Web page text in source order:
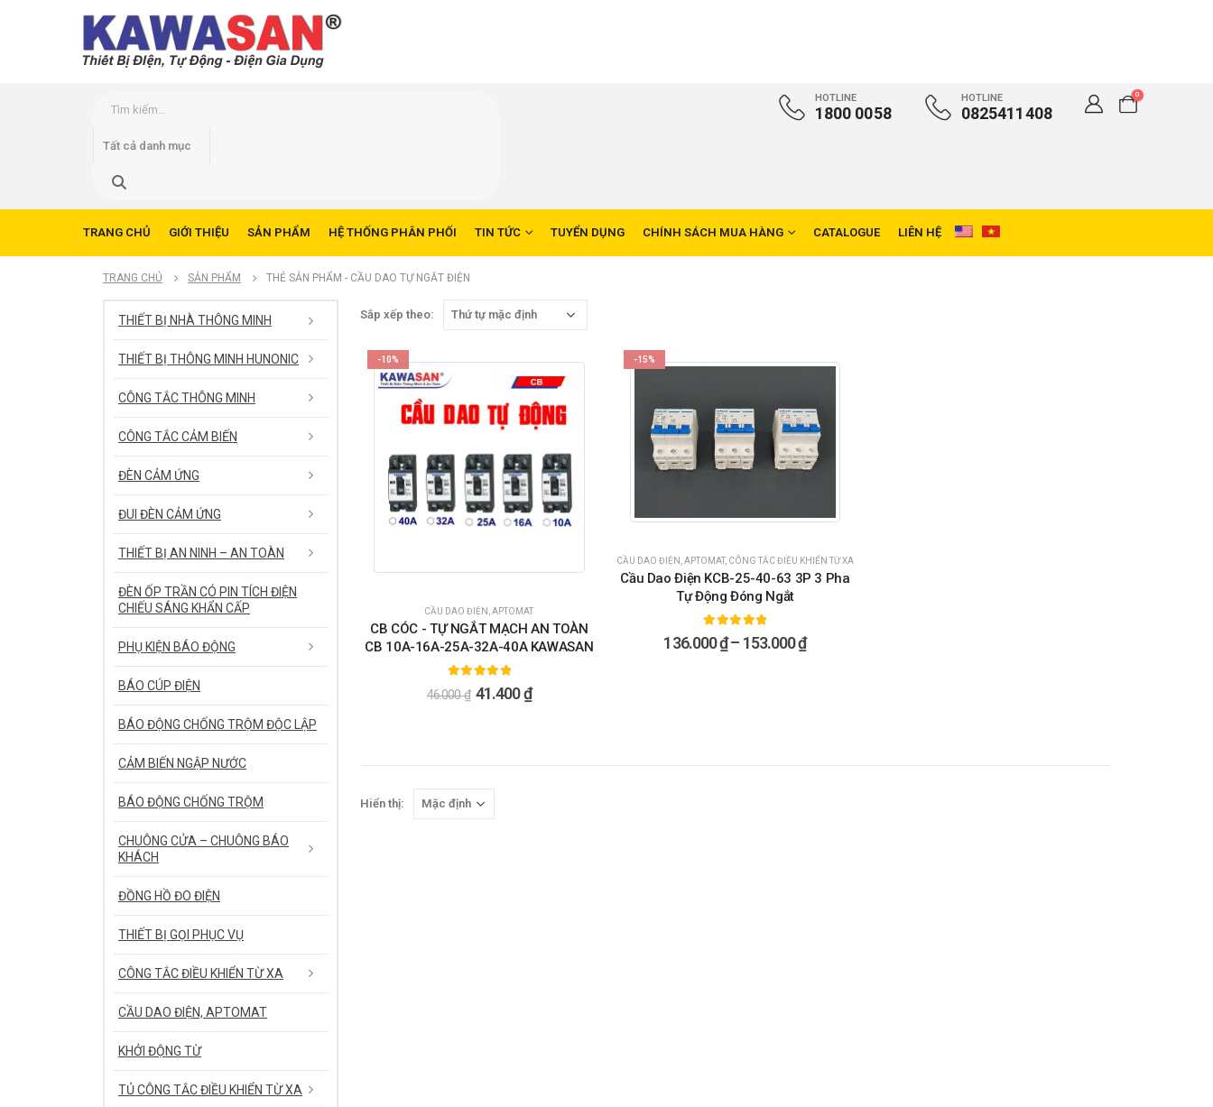
HOTLINE
1800 0058
HOTLINE
0825411408
0
TRANG CHỦ GIỚI THIỆU SẢN PHẨM HỆ THỐNG PHÂN PHỐI TIN TỨC TUYỂN DỤNG CHÍNH SÁCH MUA HÀNG CATALOGUE LIÊN HỆ
TRANG CHỦ SẢN PHẨM THẺ SẢN PHẨM - CẦU DAO TỰ NGẮT ĐIỆN
Sắp xếp theo:
-10%
CẦU DAO ĐIỆN, APTOMAT
CB CÓC - TỰ NGẮT MẠCH AN TOÀN
CB 10A-16A-25A-32A-40A KAWASAN
ngoài 5
46.000₫ 41.400₫
-15%
CẦU DAO ĐIỆN, APTOMAT, CÔNG TẮC ĐIỀU KHIỂN TỪ XA
Cầu Dao Điện KCB-25-40-63 3P 3 Pha
Tự Động Đóng Ngắt
5.00 ngoài 5
136.000₫– 153.000₫
Hiển thị:
THIẾT BỊ NHÀ THÔNG MINH
THIẾT BỊ THÔNG MINH HUNONIC
CÔNG TẮC THÔNG MINH
CÔNG TẮC CẢM BIẾN
ĐÈN CẢM ỨNG
ĐUI ĐÈN CẢM ỨNG
THIẾT BỊ AN NINH – AN TOÀN
ĐÈN ỐP TRẦN CÓ PIN TÍCH ĐIỆN
CHIẾU SÁNG KHẨN CẤP
PHỤ KIỆN BÁO ĐỘNG
BÁO CÚP ĐIỆN
BÁO ĐỘNG CHỐNG TRỘM ĐỘC LẬP
CẢM BIẾN NGẬP NƯỚC
BÁO ĐỘNG CHỐNG TRỘM
CHUÔNG CỬA – CHUÔNG BÁO
KHÁCH
ĐỒNG HỒ ĐO ĐIỆN
THIẾT BỊ GỌI PHỤC VỤ
CÔNG TẮC ĐIỀU KHIỂN TỪ XA
CẦU DAO ĐIỆN, APTOMAT
KHỞI ĐỘNG TỪ
TỦ CÔNG TẮC ĐIỀU KHIỂN TỪ XA